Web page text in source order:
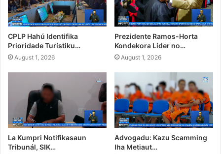
CPLP Hahú Identifika
Prioridade Turístiku…
August 1, 2026
Prezidente Ramos-Horta
Kondekora Líder no…
August 1, 2026
La Kumpri Notifikasaun
Tribunál, SIK…
Advogadu: Kazu Scamming
Iha Metiaut…